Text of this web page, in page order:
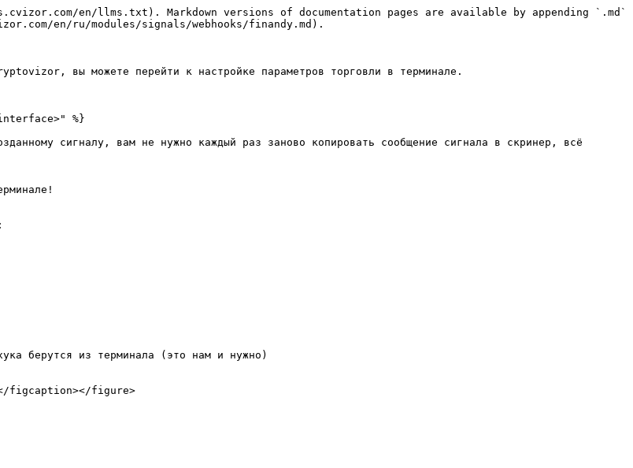
en/llms.txt). Markdown versions of documentation pages are available by appending `.md`
en/ru/modules/signals/webhooks/finandy.md).
вы можете перейти к настройке параметров торговли в терминале.
%}
сигналу, вам не нужно каждый раз заново копировать сообщение сигнала в скринер, всё
берутся из терминала (это нам и нужно)
figcaption></figure>